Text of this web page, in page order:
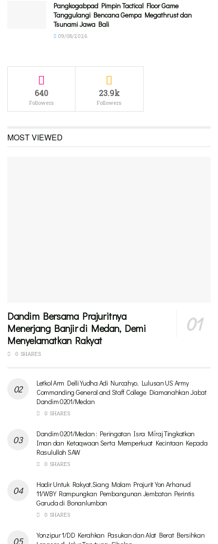
Pangkogabpad Pimpin Tactical Floor Game
Tanggulangi Bencana Gempa Megathrust dan
Tsunami Jawa Bali
09/08/2026
640
Followers
23.9k
Followers
MOST VIEWED
Dandim Bersama Prajuritnya
Menerjang Banjir di Medan, Demi
Menyelamatkan Rakyat
0 SHARES
Letkol Arm Delli Yudha Adi Nurcahyo, Lulusan US Army
Commanding General and Staff College Diamanahkan Jabat
Dandim 0201/Medan
0 SHARES
Dandim 0201/Medan : Peringatan Isra Mi’raj Tingkatkan
Iman dan Ketaqwaan Serta Memperkuat Kecintaan Kepada
Rasulullah SAW
0 SHARES
Hadir Untuk Rakyat,Siang Malam Prajurit Yon Arhanud
11/WBY Rampungkan Pembangunan Jembatan Perintis
Garuda di Bonanlumban
0 SHARES
Yonzipur 1/DD Kerahkan Pasukan dan Alat Berat Bersihkan